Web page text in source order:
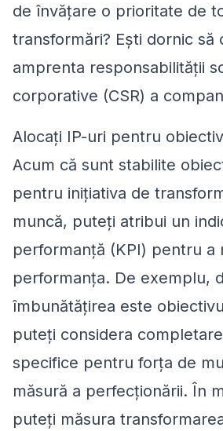
de învățare o prioritate de
transformări? Ești dornic să
amprenta responsabilității
corporative (CSR) a
Alocați IP-uri pentru
Acum că sunt stabilite
pentru inițiativa de
muncă, puteți atribui un
performanță (KPI) pentru a
performanța. De exemplu,
îmbunătățirea este
puteți considera
specifice pentru forța de
măsură a perfecționării. În
puteți măsura